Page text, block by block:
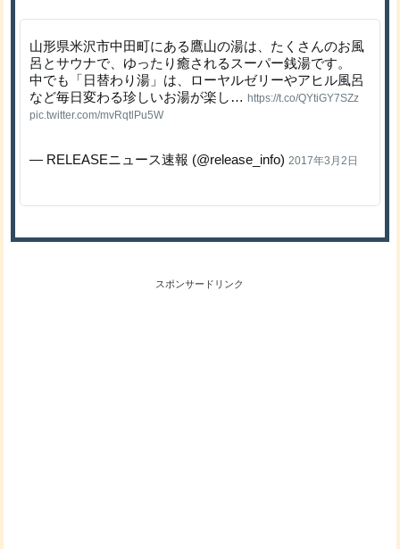
山形県米沢市中田町にある鷹山の湯は、たくさんのお風
呂とサウナで、ゆったり癒されるスーパー銭湯です。
中でも「日替わり湯」は、ローヤルゼリーやアヒル風呂
など毎日変わる珍しいお湯が楽し…https://t.co/QYtiGY7SZz
pic.twitter.com/mvRqtlPu5W
— RELEASEニュース速報 (@release_info)2017年3月2日
スポンサードリンク